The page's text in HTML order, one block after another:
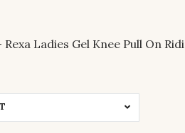
Rexa Ladies Gel Knee Pull On